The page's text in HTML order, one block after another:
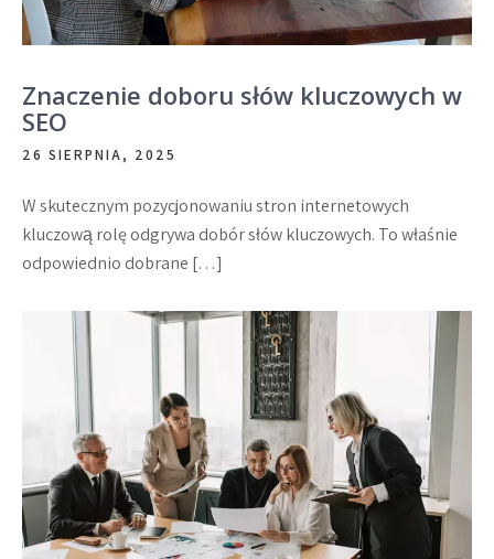
Znaczenie doboru słów kluczowych w
SEO
26 SIERPNIA, 2025
W skutecznym pozycjonowaniu stron internetowych
kluczową rolę odgrywa dobór słów kluczowych. To właśnie
odpowiednio dobrane […]